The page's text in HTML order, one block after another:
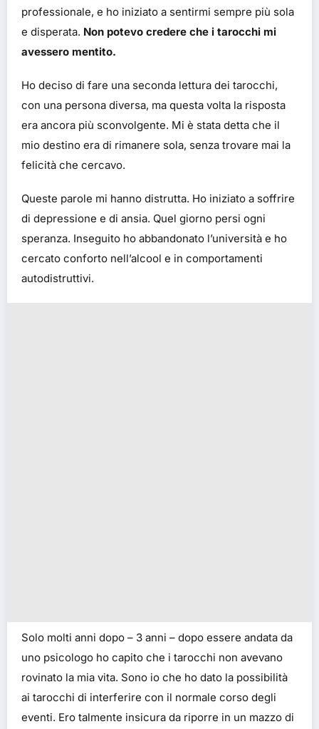
professionale, e ho iniziato a sentirmi sempre più sola
e disperata. Non potevo credere che i tarocchi mi
avessero mentito.
Ho deciso di fare una seconda lettura dei tarocchi,
con una persona diversa, ma questa volta la risposta
era ancora più sconvolgente. Mi è stata detta che il
mio destino era di rimanere sola, senza trovare mai la
felicità che cercavo.
Queste parole mi hanno distrutta. Ho iniziato a soffrire
di depressione e di ansia. Quel giorno persi ogni
speranza. Inseguito ho abbandonato l’università e ho
cercato conforto nell’alcool e in comportamenti
autodistruttivi.
Solo molti anni dopo – 3 anni – dopo essere andata da
uno psicologo ho capito che i tarocchi non avevano
rovinato la mia vita. Sono io che ho dato la possibilità
ai tarocchi di interferire con il normale corso degli
eventi. Ero talmente insicura da riporre in un mazzo di